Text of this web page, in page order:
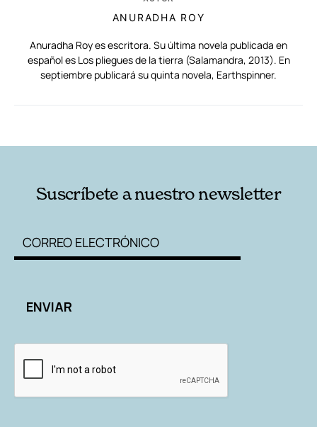
ANURADHA ROY
Anuradha Roy es escritora. Su última novela publicada en
español es Los pliegues de la tierra (Salamandra, 2013). En
septiembre publicará su quinta novela, Earthspinner.
Suscríbete a nuestro newsletter